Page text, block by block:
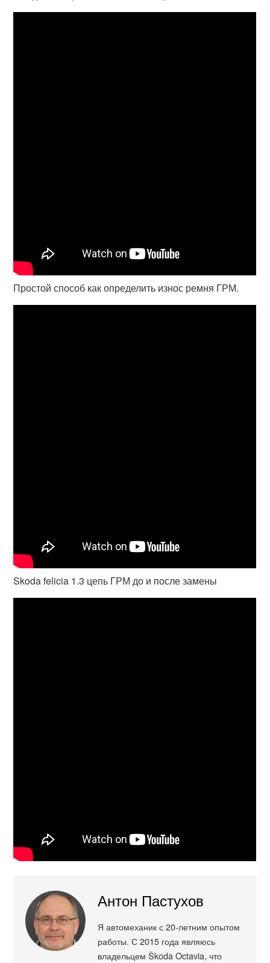
Простой способ как определить износ ремня ГРМ.
Skoda felicia 1.3 цепь ГРМ до и после замены
Антон Пастухов
Я автомеханик с 20-летним опытом
работы. С 2015 года являюсь
владельцем Škoda Octavia, что